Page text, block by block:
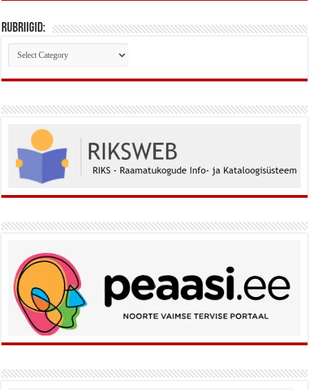
Rubriigid:
Rubriigid: